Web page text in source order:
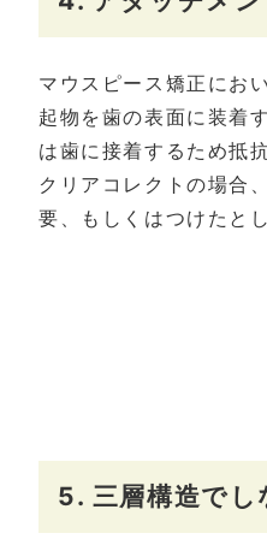
マウスピース矯正にお
起物を歯の表面に装着
は歯に接着するため抵
クリアコレクトの場合
要、もしくはつけたと
5. 三層構造でし